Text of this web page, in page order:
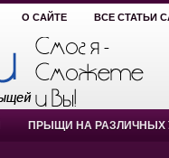
О САЙТЕ ВСЕ СТАТЬИ
ПРЫЩИ НА РАЗЛИЧНЫХ